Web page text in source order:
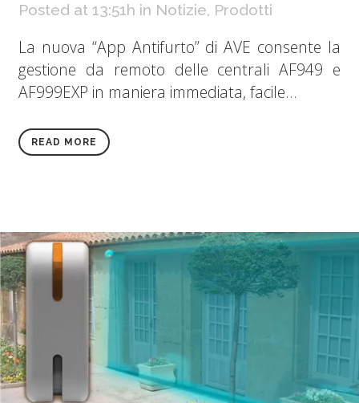
Posted at 13:51h in Notizie, Prodotti
La nuova “App Antifurto” di AVE consente la
gestione da remoto delle centrali AF949 e
AF999EXP in maniera immediata, facile...
READ MORE